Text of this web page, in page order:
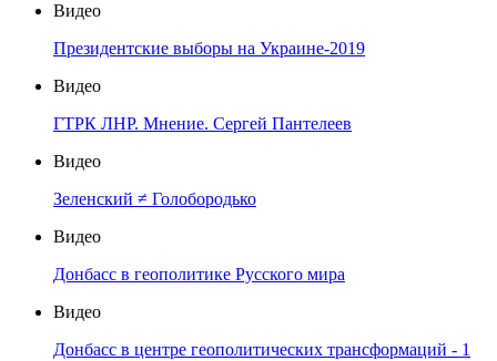
Видео
Президентские выборы на Украине-2019
Видео
ГТРК ЛНР. Мнение. Сергей Пантелеев
Видео
Зеленский ≠ Голобородько
Видео
Донбасс в геополитике Русского мира
Видео
Донбасс в центре геополитических трансформаций - 1